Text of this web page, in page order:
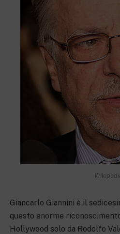
Giancarlo Giannini è il
questo enorme
Hollywood solo da Rodolfo